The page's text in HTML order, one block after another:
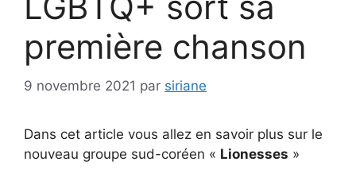
première chanson
9 novembre 2021 par siriane
Dans cet article vous allez en savoir plus sur le
nouveau groupe sud-coréen « Lionesses »